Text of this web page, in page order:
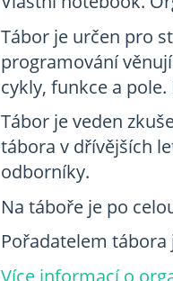
Tábor je určen pro
programování
cykly, funkce a
Tábor je veden
tábora v dřívějších
odborníky.
Na táboře je po
Pořadatelem tábora
Více informací o